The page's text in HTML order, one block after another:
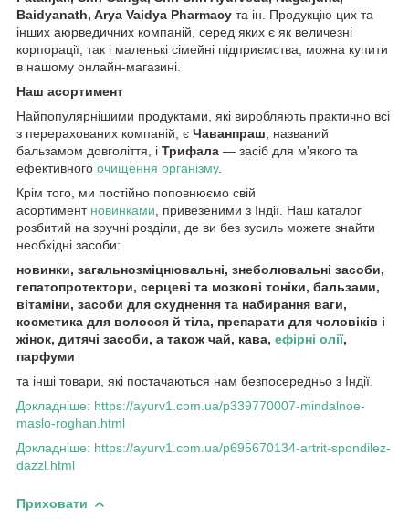
Baidyanath, Arya Vaidya Pharmacy та ін. Продукцію цих та
інших аюрведичних компаній, серед яких є як величезні
корпорації, так і маленькі сімейні підприємства, можна купити
в нашому онлайн-магазині.
Наш асортимент
Найпопулярнішими продуктами, які виробляють практично всі
з перерахованих компаній, є Чаванпраш , названий
бальзамом довголіття, і Трифала — засіб для м'якого та
ефективного очищення організму.
Крім того, ми постійно поповнюємо свій
асортимент новинками , привезеними з Індії. Наш каталог
розбитий на зручні розділи, де ви без зусиль можете знайти
необхідні засоби:
новинки, загальнозміцнювальні, знеболювальні засоби,
гепатопротектори, серцеві та мозкові тоніки, бальзами,
вітаміни, засоби для схуднення та набирання ваги,
косметика для волосся й тіла, препарати для чоловіків і
жінок, дитячі засоби, а також чай, кава, ефірні олії,
парфуми
та інші товари, які постачаються нам безпосередньо з Індії.
Докладніше: https://ayurv1.com.ua/p339770007-mindalnoe-
maslo-roghan.html
Докладніше: https://ayurv1.com.ua/p695670134-artrit-spondilez-
dazzl.html
Приховати